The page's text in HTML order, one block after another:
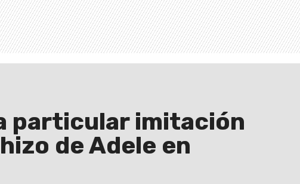
particular imitación
de Adele en